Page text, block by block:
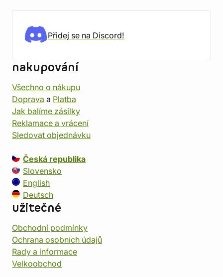
Přidej se na Discord!
nakupování
Všechno o nákupu
Doprava a Platba
Jak balíme zásilky
Reklamace a vrácení
Sledovat objednávku
Česká republika
Slovensko
English
Deutsch
užitečné
Obchodní podmínky
Ochrana osobních údajů
Rady a informace
Velkoobchod